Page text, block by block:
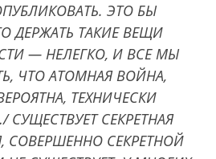
ЭТО БЫ
ДЕРЖАТЬ ТАКИЕ ВЕЩИ
— НЕЛЕГКО, И ВСЕ МЫ
ЧТО АТОМНАЯ ВОЙНА,
ТЕХНИЧЕСКИ
СЕКРЕТНАЯ
СЕКРЕТНОЙ